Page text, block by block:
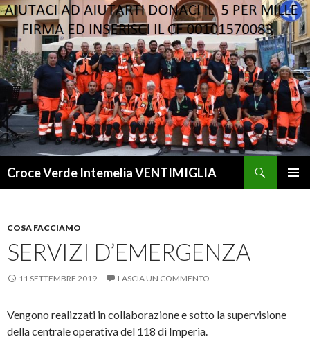
Croce Verde Intemelia VENTIMIGLIA
COSA FACCIAMO
SERVIZI D’EMERGENZA
11 SETTEMBRE 2019 LASCIA UN COMMENTO
Vengono realizzati in collaborazione e sotto la supervisione
della centrale operativa del 118 di Imperia.